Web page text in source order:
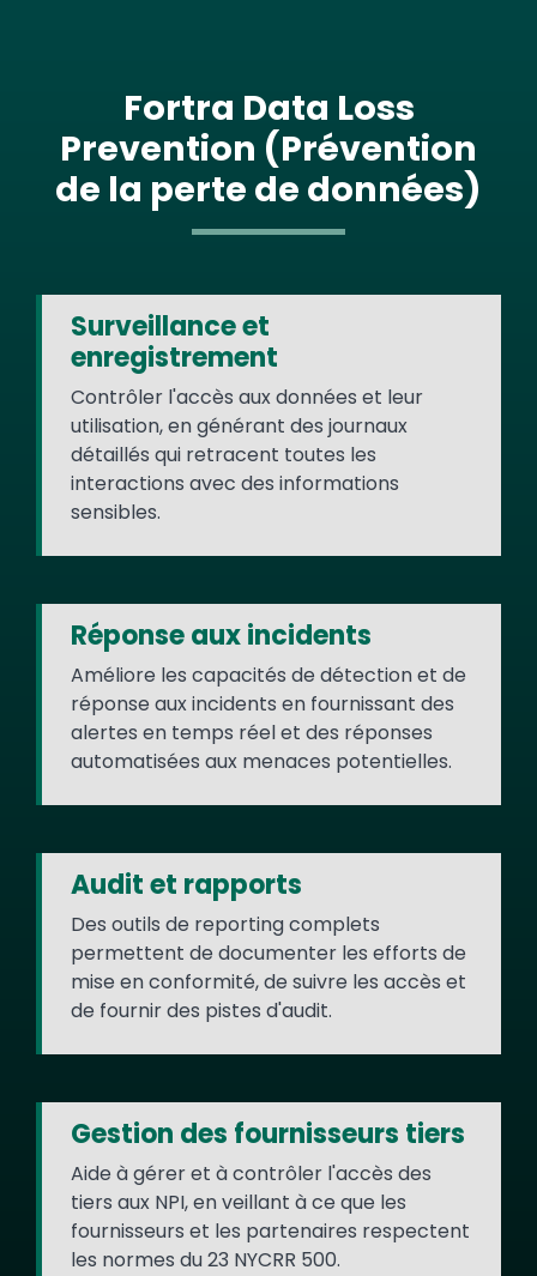
Fortra Data Loss
Prevention (Prévention
de la perte de données)
Surveillance et
enregistrement
Contrôler l'accès aux données et leur
utilisation, en générant des journaux
détaillés qui retracent toutes les
interactions avec des informations
sensibles.
Réponse aux incidents
Améliore les capacités de détection et de
réponse aux incidents en fournissant des
alertes en temps réel et des réponses
automatisées aux menaces potentielles.
Audit et rapports
Des outils de reporting complets
permettent de documenter les efforts de
mise en conformité, de suivre les accès et
de fournir des pistes d'audit.
Gestion des fournisseurs tiers
Aide à gérer et à contrôler l'accès des
tiers aux NPI, en veillant à ce que les
fournisseurs et les partenaires respectent
les normes du 23 NYCRR 500.